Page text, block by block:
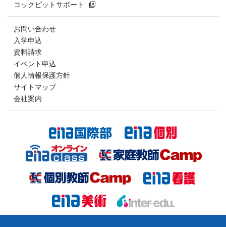
コックピットサポート
お問い合わせ
入学申込
資料請求
イベント申込
個人情報保護方針
サイトマップ
会社案内